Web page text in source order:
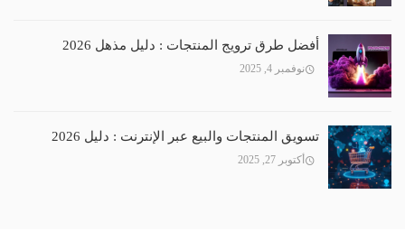
أفضل طرق ترويج المنتجات : دليل مذهل 2026
نوفمبر 4, 2025
تسويق المنتجات والبيع عبر الإنترنت : دليل 2026
أكتوبر 27, 2025